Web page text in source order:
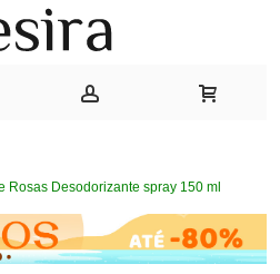
Rosas Desodorizante spray 150 ml